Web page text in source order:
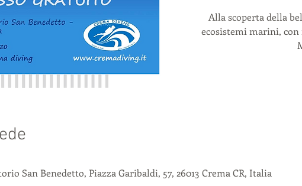
Alla scoperta della
ecosistemi marini,
San Benedetto, Piazza Garibaldi, 57, 26013 Crema CR, Italia